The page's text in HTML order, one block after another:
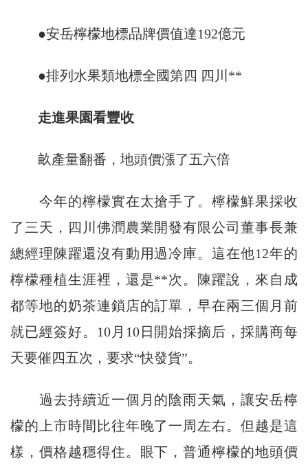
●安岳檸檬地標品牌價值達192億元
●排列水果類地標全國第四 四川**
走進果園看豐收
畝產量翻番，地頭價漲了五六倍
今年的檸檬實在太搶手了。檸檬鮮果採收
了三天，四川佛潤農業開發有限公司董事長兼
總經理陳躍還沒有動用過冷庫。這在他12年的
檸檬種植生涯裡，還是**次。陳躍說，來自成
都等地的奶茶連鎖店的訂單，早在兩三個月前
就已經簽好。10月10日開始採摘后，採購商每
天要催四五次，要求“快發貨”。
過去持續近一個月的陰雨天氣，讓安岳檸
檬的上市時間比往年晚了一周左右。但越是這
樣，價格越穩得住。眼下，普通檸檬的地頭價